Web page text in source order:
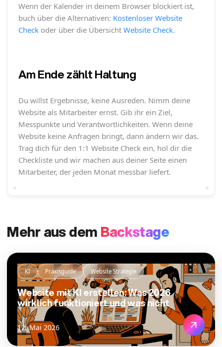
Wenn der Kalender in deinem Browser blockiert ist,
buch über die Alternativen: Kostenloser Website
Checkoder über die Übersicht Website Check.
Am Ende zählt Haltung
Du willst Ergebnisse, keine Ausreden. Nimm deine
Website als Mitarbeiter ernst. Gib ihr ein Ziel,
Messpunkte und Verantwortlichkeiten. Wenn deine
Website keine Anfragen bringt, dann ändern wir das.
Trag dich für den 1:1 Website Check ein, hol dir die
Checkliste und wir machen aus deiner Seite einen
Mitarbeiter, der jeden Monat messbar liefert.
Mehr aus dem Backstage
KI Praxisguide Website Strategie
Website mit KI erstellen: Was 2026
wirklich funktioniert und was nicht
12. Mai 2026